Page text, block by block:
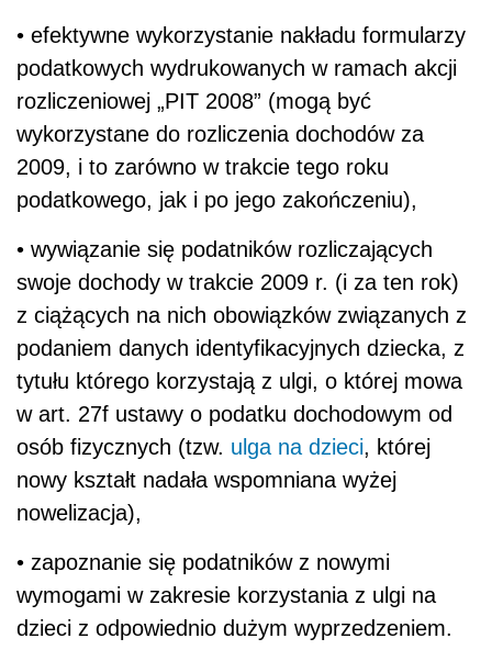
• efektywne wykorzystanie nakładu formularzy
podatkowych wydrukowanych w ramach akcji
rozliczeniowej „PIT 2008” (mogą być
wykorzystane do rozliczenia dochodów za
2009, i to zarówno w trakcie tego roku
podatkowego, jak i po jego zakończeniu),
• wywiązanie się podatników rozliczających
swoje dochody w trakcie 2009 r. (i za ten rok)
z ciążących na nich obowiązków związanych z
podaniem danych identyfikacyjnych dziecka, z
tytułu którego korzystają z ulgi, o której mowa
w art. 27f ustawy o podatku dochodowym od
osób fizycznych (tzw. ulga na dzieci, której
nowy kształt nadała wspomniana wyżej
nowelizacja),
• zapoznanie się podatników z nowymi
wymogami w zakresie korzystania z ulgi na
dzieci z odpowiednio dużym wyprzedzeniem.